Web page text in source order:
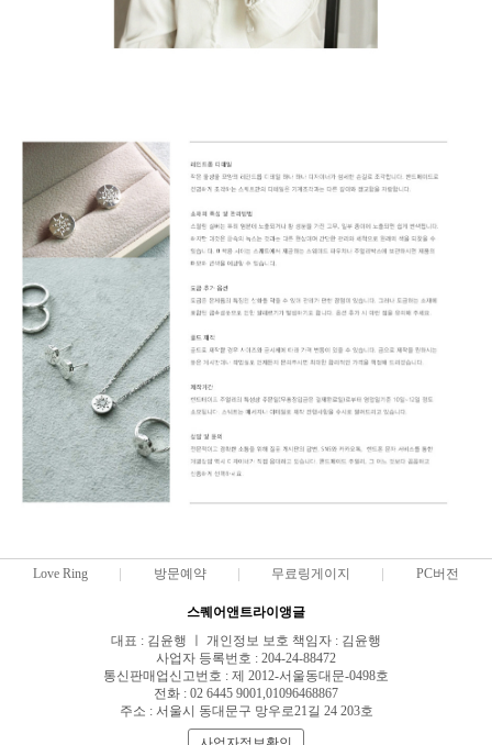
Love Ring 방문예약 무료링게이지 PC버전
스퀘어앤트라이앵글
대표 : 김윤행 ㅣ 개인정보 보호 책임자 : 김윤행
사업자 등록번호 : 204-24-88472
통신판매업신고번호 : 제 2012-서울동대문-0498호
전화 : 02 6445 9001,01096468867
주소 : 서울시 동대문구 망우로21길 24 203호